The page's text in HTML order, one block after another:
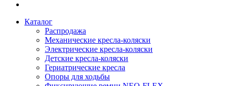
Каталог
Распродажа
Механические кресла-коляски
Электрические кресла-коляски
Детские кресла-коляски
Гериатрические кресла
Опоры для ходьбы